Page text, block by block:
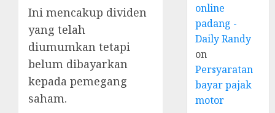
Ini mencakup dividen
yang telah
diumumkan tetapi
belum dibayarkan
kepada pemegang
saham.
online
padang -
Daily Randy
on
Persyaratan
bayar pajak
motor